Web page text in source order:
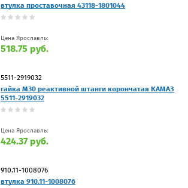
втулка проставочная 43118-1801044
Цена Ярославль:
518.75 руб.
5511-2919032
гайка М30 реактивной штанги корончатая КАМАЗ
5511-2919032
Цена Ярославль:
424.37 руб.
910.11-1008076
втулка 910.11-1008076